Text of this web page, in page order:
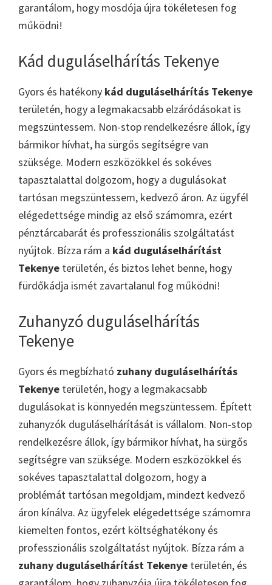
garantálom, hogy mosdója újra tökéletesen fog
működni!
Kád duguláselhárítás Tekenye
Gyors és hatékony kád duguláselhárítás Tekenye
területén, hogy a legmakacsabb elzáródásokat is
megszüntessem. Non-stop rendelkezésre állok, így
bármikor hívhat, ha sürgős segítségre van
szüksége. Modern eszközökkel és sokéves
tapasztalattal dolgozom, hogy a dugulásokat
tartósan megszüntessem, kedvező áron. Az ügyfél
elégedettsége mindig az első számomra, ezért
pénztárcabarát és professzionális szolgáltatást
nyújtok. Bízza rám a kád duguláselhárítást
Tekenye területén, és biztos lehet benne, hogy
fürdőkádja ismét zavartalanul fog működni!
Zuhanyzó duguláselhárítás
Tekenye
Gyors és megbízható zuhany duguláselhárítás
Tekenye területén, hogy a legmakacsabb
dugulásokat is könnyedén megszüntessem. Épített
zuhanyzók duguláselhárítását is vállalom. Non-stop
rendelkezésre állok, így bármikor hívhat, ha sürgős
segítségre van szüksége. Modern eszközökkel és
sokéves tapasztalattal dolgozom, hogy a
problémát tartósan megoldjam, mindezt kedvező
áron kínálva. Az ügyfelek elégedettsége számomra
kiemelten fontos, ezért költséghatékony és
professzionális szolgáltatást nyújtok. Bízza rám a
zuhany duguláselhárítást Tekenye területén, és